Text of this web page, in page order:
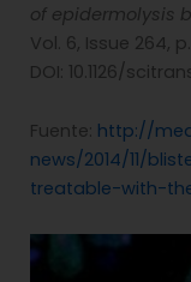
of epidermolysis
Vol. 6, Issue 264,
DOI: 10.1126/
Fuente: http://
news/2014/11/
treatable-with-